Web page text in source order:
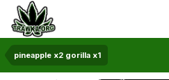
pineapple x2 gorilla x1